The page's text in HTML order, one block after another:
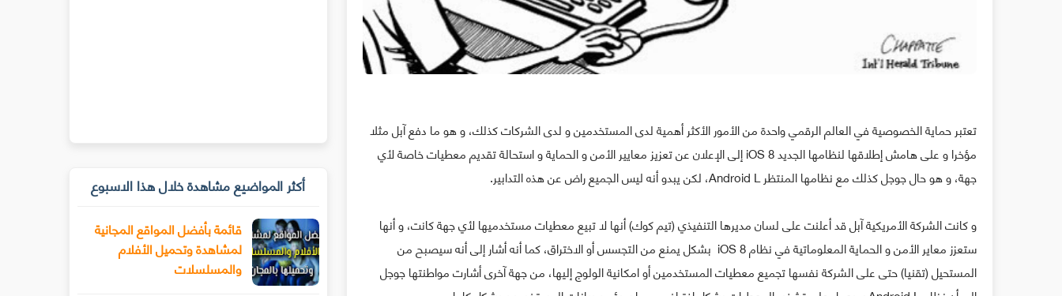
تعتبر حماية الخصوصية في العالم الرقمي واحدة من الأمور الأكثر أهمية لدى المستخدمين و لدى الشركات كذلك، و هو ما دفع آبل مثلا
مؤخرا و على هامش إطلاقها لنظامها الجديد iOS 8 إلى الإعلان عن تعزيز معايير الأمن و الحماية و استحالة تقديم معطيات خاصة لأي
جهة، و هو حال جوجل كذلك مع نظامها المنتظر Android L، لكن يبدو أنه ليس الجميع راض عن هذه التدابير.
و كانت الشركة الأمريكية آبل قد أعلنت على لسان مديرها التنفيذي (تيم كوك) أنها لا تبيع معطيات مستخدميها لأي جهة كانت، و أنها
ستعزز معاير الأمن و الحماية المعلوماتية في نظام iOS 8 بشكل يمنع من التجسس أو الاختراق، كما أنه أشار إلى أنه سيصبح من
المستحيل (تقنيا) حتى على الشركة نفسها تجميع معطيات المستخدمين أو امكانية الولوج إليها، من جهة آخرى أشارت مواطنتها جوجل
أكثر المواضيع مشاهدة خلال هذا الاسبوع
قائمة بأفضل المواقع المجانية
لمشاهدة وتحميل الأفلام
والمسلسلات